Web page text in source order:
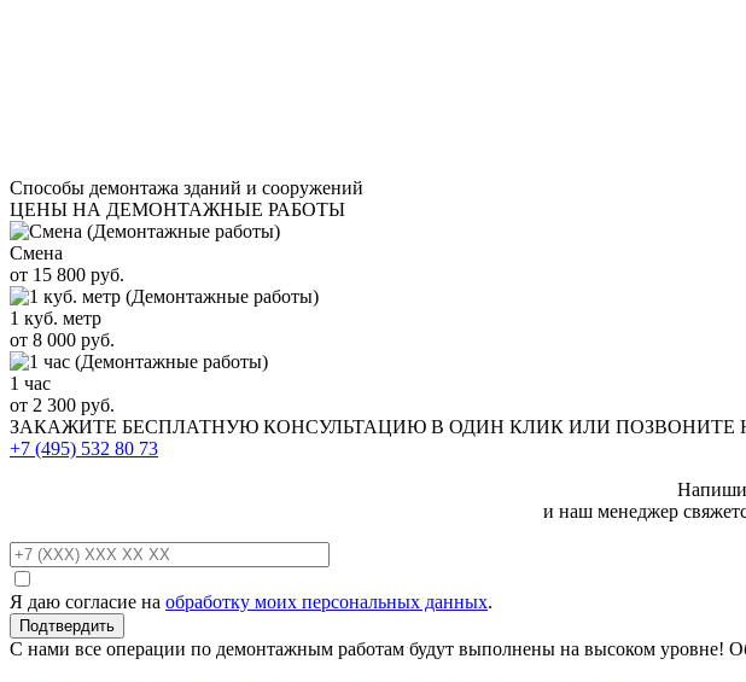
Способы демонтажа зданий и сооружений
ЦЕНЫ НА ДЕМОНТАЖНЫЕ РАБОТЫ
Смена
от 15 800 руб.
1 куб. метр
от 8 000 руб.
1 час
от 2 300 руб.
ЗАКАЖИТЕ БЕСПЛАТНУЮ КОНСУЛЬТАЦИЮ В ОДИН КЛИК ИЛИ ПОЗВОНИТЕ
+7 (495) 532 80 73
и наш менеджер
Я даю согласие на обработку моих персональных данных.
С нами все операции по демонтажным работам будут выполнены на высоком уровне!